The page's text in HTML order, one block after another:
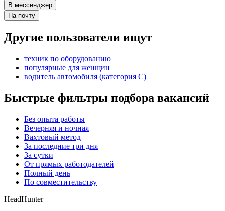
В мессенджер
На почту
Другие пользователи ищут
техник по оборудованию
популярные для женщин
водитель автомобиля (категория C)
Быстрые фильтры подбора вакансий
Без опыта работы
Вечерняя и ночная
Вахтовый метод
За последние три дня
За сутки
От прямых работодателей
Полный день
По совместительству
HeadHunter